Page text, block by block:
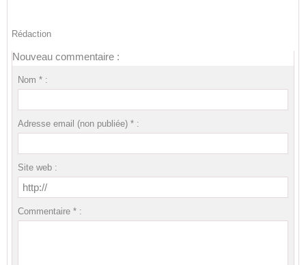
Rédaction
Nouveau commentaire :
Nom * :
Adresse email (non publiée) * :
Site web :
Commentaire * :